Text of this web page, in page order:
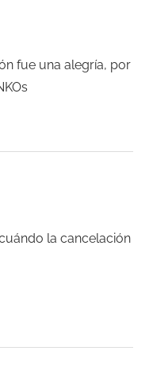
fue una alegría, por
la cancelación